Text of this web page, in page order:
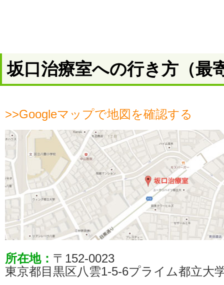
坂口治療室への行き方（最
>>Googleマップで地図を確認する
所在地： 〒152-0023
東京都目黒区八雲1-5-6プライム都立大